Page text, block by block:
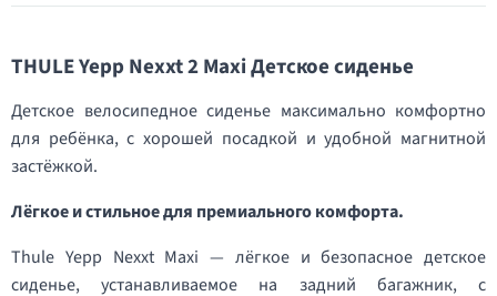
THULE Yepp Nexxt 2 Maxi Детское сиденье
Детское велосипедное сиденье максимально комфортно
для ребёнка, с хорошей посадкой и удобной магнитной
застёжкой.
Лёгкое и стильное для премиального комфорта.
Thule Yepp Nexxt Maxi — лёгкое и безопасное детское
сиденье, устанавливаемое на задний багажник, с